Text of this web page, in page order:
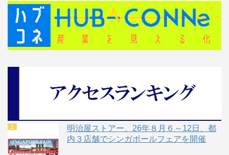
明治屋ストアー、26年８月６～12日、都
内３店舗でシンガポールフェアを開催